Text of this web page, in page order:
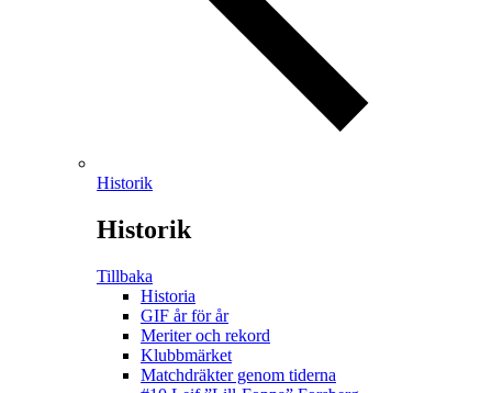
Historik
Historik
Tillbaka
Historia
GIF år för år
Meriter och rekord
Klubbmärket
Matchdräkter genom tiderna